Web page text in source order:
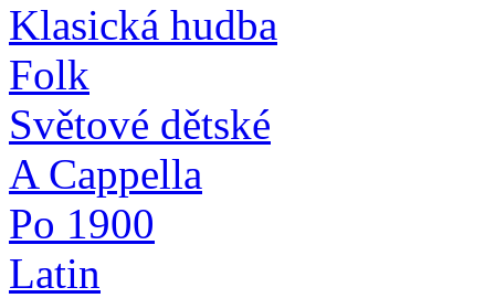
Klasická hudba
Folk
Světové dětské
A Cappella
Po 1900
Latin